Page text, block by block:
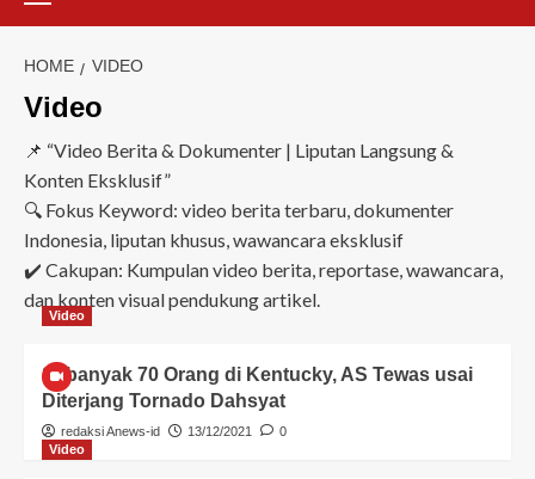
HOME VIDEO
Video
📌 “Video Berita & Dokumenter | Liputan Langsung &
Konten Eksklusif”
🔍 Fokus Keyword: video berita terbaru, dokumenter
Indonesia, liputan khusus, wawancara eksklusif
✔️ Cakupan: Kumpulan video berita, reportase, wawancara,
dan konten visual pendukung artikel.
Video
Sebanyak 70 Orang di Kentucky, AS Tewas usai
Diterjang Tornado Dahsyat
redaksi Anews-id 13/12/2021
0
Video